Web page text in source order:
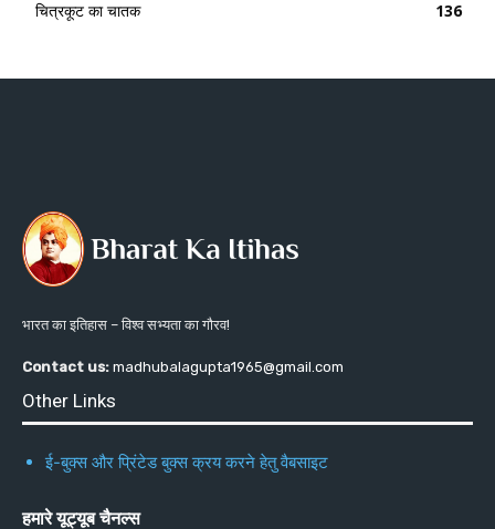
चित्रकूट का चातक
136
भारत का इतिहास – विश्व सभ्यता का गौरव!
Contact us: madhubalagupta1965@gmail.com
Other Links
ई-बुक्स और प्रिंटेड बुक्स क्रय करने हेतु वैबसाइट
हमारे यूट्यूब चैनल्स